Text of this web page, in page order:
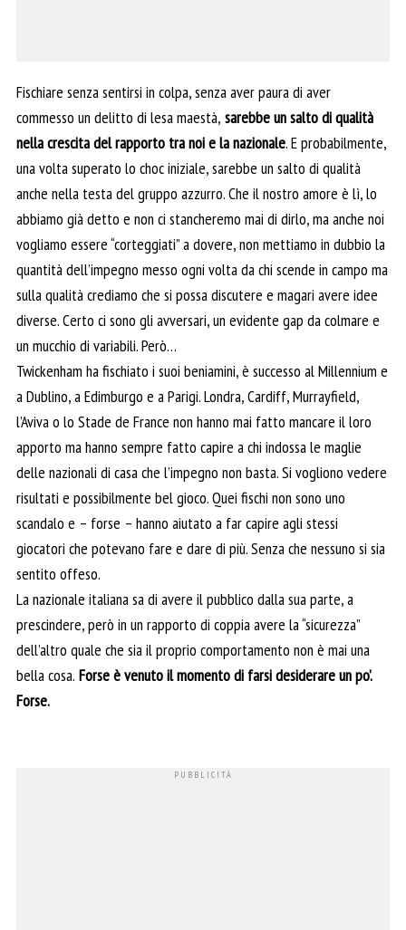
Fischiare senza sentirsi in colpa, senza aver paura di aver
commesso un delitto di lesa maestà, sarebbe un salto di qualità
nella crescita del rapporto tra noi e la nazionale. E probabilmente,
una volta superato lo choc iniziale, sarebbe un salto di qualità
anche nella testa del gruppo azzurro. Che il nostro amore è lì, lo
abbiamo già detto e non ci stancheremo mai di dirlo, ma anche noi
vogliamo essere “corteggiati” a dovere, non mettiamo in dubbio la
quantità dell’impegno messo ogni volta da chi scende in campo ma
sulla qualità crediamo che si possa discutere e magari avere idee
diverse. Certo ci sono gli avversari, un evidente gap da colmare e
un mucchio di variabili. Però…
Twickenham ha fischiato i suoi beniamini, è successo al Millennium e
a Dublino, a Edimburgo e a Parigi. Londra, Cardiff, Murrayfield,
l’Aviva o lo Stade de France non hanno mai fatto mancare il loro
apporto ma hanno sempre fatto capire a chi indossa le maglie
delle nazionali di casa che l’impegno non basta. Si vogliono vedere
risultati e possibilmente bel gioco. Quei fischi non sono uno
scandalo e – forse – hanno aiutato a far capire agli stessi
giocatori che potevano fare e dare di più. Senza che nessuno si sia
sentito offeso.
La nazionale italiana sa di avere il pubblico dalla sua parte, a
prescindere, però in un rapporto di coppia avere la “sicurezza”
dell’altro quale che sia il proprio comportamento non è mai una
bella cosa. Forse è venuto il momento di farsi desiderare un po’.
Forse.